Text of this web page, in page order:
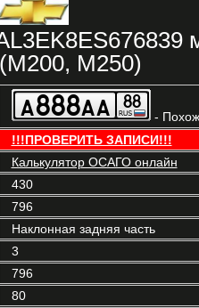
M250)
-
!!!ПРОВЕРИТЬ ЗАПИСИ!!!
Калькулятор ОСАГО онлайн
430
796
Наклонная задняя часть
3
796
80